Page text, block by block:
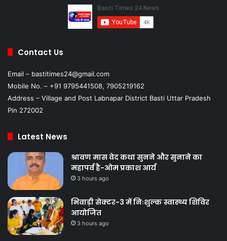
Contact Us
Email – bastitimes24@gmail.com
Mobile No. – +91 9795441508, 7905219162
Address – Village and Post Labnapar District Basti Uttar Pradesh
Pin 272002
Latest News
श्रावण मास वेद कथा सुनने और सुनाने का
महापर्व है-ओम प्रकाश आर्य
3 hours ago
भिवाड़ी सेक्टर-3 में निःशुल्क स्वास्थ्य शिविर
आयोजित
3 hours ago